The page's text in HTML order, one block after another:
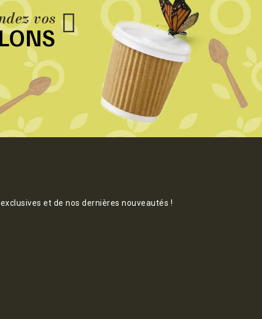
vos
et de nos dernières nouveautés !